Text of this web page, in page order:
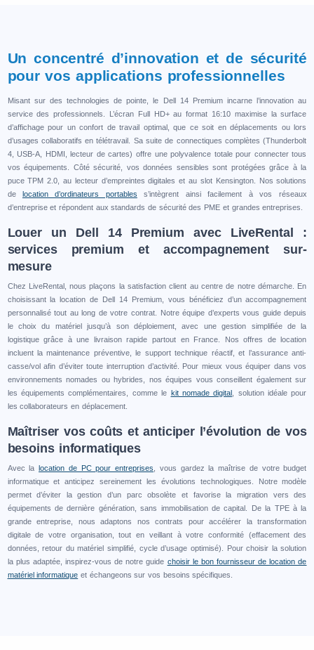
Un concentré d’innovation et de sécurité
pour vos applications professionnelles
Misant sur des technologies de pointe, le Dell 14 Premium incarne l’innovation au
service des professionnels. L’écran Full HD+ au format 16:10 maximise la surface
d’affichage pour un confort de travail optimal, que ce soit en déplacements ou lors
d’usages collaboratifs en télétravail. Sa suite de connectiques complètes (Thunderbolt
4, USB-A, HDMI, lecteur de cartes) offre une polyvalence totale pour connecter tous
vos équipements. Côté sécurité, vos données sensibles sont protégées grâce à la
puce TPM 2.0, au lecteur d’empreintes digitales et au slot Kensington. Nos solutions
de
location d’ordinateurs portables s’intègrent ainsi facilement à vos réseaux
d’entreprise et répondent aux standards de sécurité des PME et grandes entreprises.
Louer un Dell 14 Premium avec LiveRental :
services premium et accompagnement sur-
mesure
Chez LiveRental, nous plaçons la satisfaction client au centre de notre démarche. En
choisissant la location de Dell 14 Premium, vous bénéficiez d’un accompagnement
personnalisé tout au long de votre contrat. Notre équipe d’experts vous guide depuis
le choix du matériel jusqu’à son déploiement, avec une gestion simplifiée de la
logistique grâce à une livraison rapide partout en France. Nos offres de location
incluent la maintenance préventive, le support technique réactif, et l’assurance anti-
casse/vol afin d’éviter toute interruption d’activité. Pour mieux vous équiper dans vos
environnements nomades ou hybrides, nos équipes vous conseillent également sur
les équipements complémentaires, comme le kit nomade digital
, solution idéale pour
les collaborateurs en déplacement.
Maîtriser vos coûts et anticiper l’évolution de vos
besoins informatiques
Avec la location de PC pour entreprises , vous gardez la maîtrise de votre budget
informatique et anticipez sereinement les évolutions technologiques. Notre modèle
permet d’éviter la gestion d’un parc obsolète et favorise la migration vers des
équipements de dernière génération, sans immobilisation de capital. De la TPE à la
grande entreprise, nous adaptons nos contrats pour accélérer la transformation
digitale de votre organisation, tout en veillant à votre conformité (effacement des
données, retour du matériel simplifié, cycle d’usage optimisé). Pour choisir la solution
la plus adaptée, inspirez-vous de notre guide choisir le bon fournisseur de location de
matériel informatique et échangeons sur vos besoins spécifiques.